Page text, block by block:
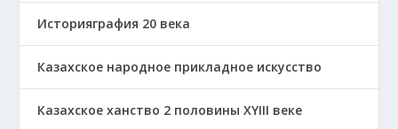
Историяграфия 20 века
Казахское народное прикладное искусство
Казахское ханство 2 половины ХҮІІІ веке